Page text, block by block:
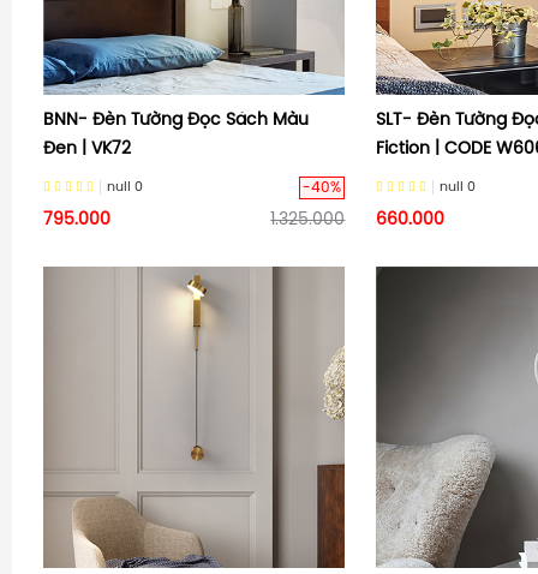
BNN- Đèn Tường Đọc Sách Màu
Đen | VK72
null 0 -40%
795.000 1.325.000
SLT- Đèn Tường
Fiction | CODE
null 0
660.000